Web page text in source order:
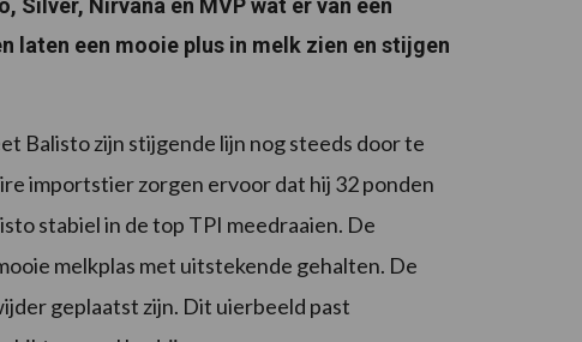
Silver, Nirvana en MVP wat er van een
laten een mooie plus in melk zien en stijgen
Balisto zijn stijgende lijn nog steeds door te
importstier zorgen ervoor dat hij 32 ponden
stabiel in de top TPI meedraaien. De
melkplas met uitstekende gehalten. De
geplaatst zijn. Dit uierbeeld past